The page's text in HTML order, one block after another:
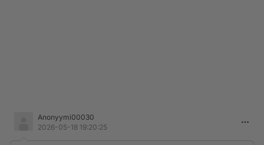
Anonyymi00030
2026-05-18 19:20:25